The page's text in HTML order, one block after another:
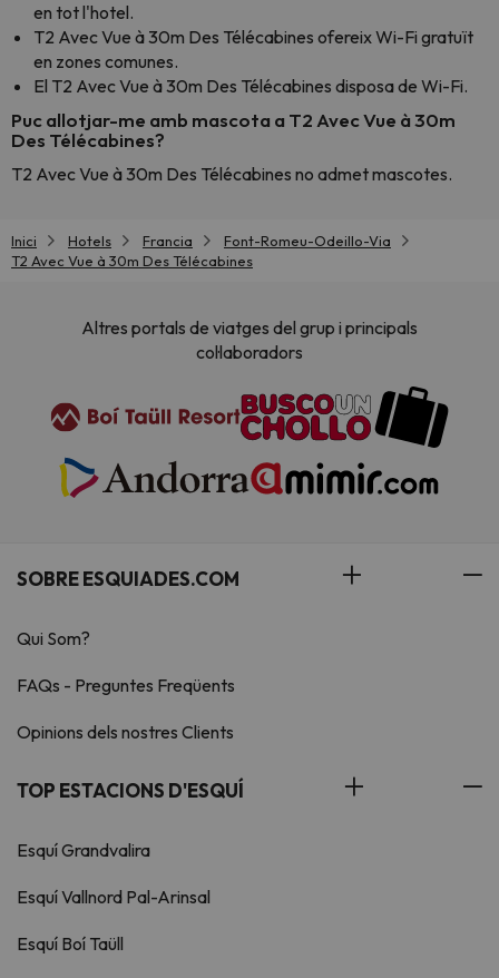
en tot l'hotel.
T2 Avec Vue à 30m Des Télécabines ofereix Wi-Fi gratuït
en zones comunes.
El T2 Avec Vue à 30m Des Télécabines disposa de Wi-Fi.
Puc allotjar-me amb mascota a T2 Avec Vue à 30m
Des Télécabines?
T2 Avec Vue à 30m Des Télécabines no admet mascotes.
Inici Hotels Francia
Font-Romeu-Odeillo-Via
T2 Avec Vue à 30m Des Télécabines
Altres portals de viatges del grup i principals
col·laboradors
SOBRE ESQUIADES.COM
Qui Som?
FAQs - Preguntes Freqüents
Opinions dels nostres Clients
TOP ESTACIONS D'ESQUÍ
Esquí Grandvalira
Esquí Vallnord Pal-Arinsal
Esquí Boí Taüll